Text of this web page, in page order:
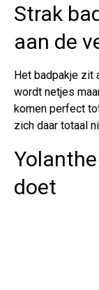
Strak
aan de
Het badpakje zit
wordt netjes
komen perfect
zich daar totaal
doet